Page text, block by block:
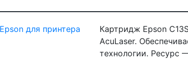
Картридж Epson
AcuLaser.
технологии. Ресурс